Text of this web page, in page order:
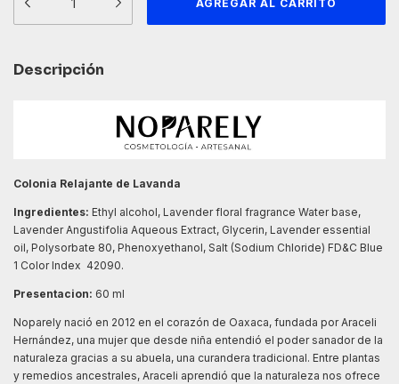
Descripción
Colonia Relajante de Lavanda
Ingredientes: Ethyl alcohol, Lavender floral fragrance Water base,
Lavender Angustifolia Aqueous Extract, Glycerin, Lavender essential
oil, Polysorbate 80, Phenoxyethanol, Salt (Sodium Chloride) FD&C Blue
1 Color Index 42090.
Presentacion: 60 ml
Noparely nació en 2012 en el corazón de Oaxaca, fundada por Araceli
Hernández, una mujer que desde niña entendió el poder sanador de la
naturaleza gracias a su abuela, una curandera tradicional. Entre plantas
y remedios ancestrales, Araceli aprendió que la naturaleza nos ofrece